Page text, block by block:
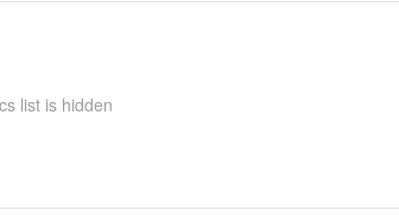
list is hidden